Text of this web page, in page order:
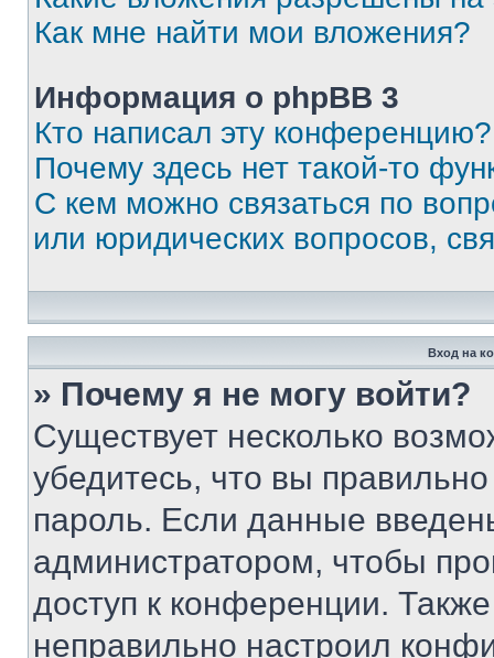
Как мне найти мои вложения?
Информация о phpBB 3
Кто написал эту конференцию?
Почему здесь нет такой-то
С кем можно связаться по
или юридических вопросов,
Вход на
» Почему я не могу войти?
Существует несколько
убедитесь, что вы
пароль. Если данные
администратором, чтобы
доступ к конференции.
неправильно настроил